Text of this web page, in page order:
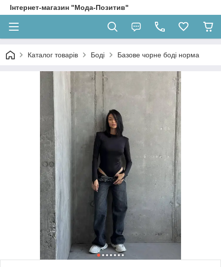
Інтернет-магазин "Мода-Позитив"
Каталог товарів Боді Базове чорне боді норма